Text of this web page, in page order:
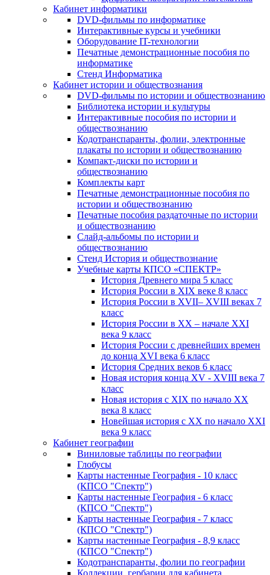
Кабинет информатики
DVD-фильмы по информатике
Интерактивные курсы и учебники
Оборудование IT-технологии
Печатные демонстрационные пособия по
информатике
Стенд Информатика
Кабинет истории и обществознания
DVD-фильмы по истории и обществознанию
Библиотека истории и культуры
Интерактивные пособия по истории и
обществознанию
Кодотранспаранты, фолии, электронные
плакаты по истории и обществознанию
Компакт-диски по истории и
обществознанию
Комплекты карт
Печатные демонстрационные пособия по
истории и обществознанию
Печатные пособия раздаточные по истории
и обществознанию
Слайд-альбомы по истории и
обществознанию
Стенд История и обществознание
Учебные карты КПСО «СПЕКТР»
История Древнего мира 5 класс
История России в XIX веке 8 класс
История России в XVII– XVIII веках 7
класс
История России в XX – начале XXI
века 9 класс
История России с древнейших времен
до конца XVI века 6 класс
История Средних веков 6 класс
Новая история конца XV - XVIII века 7
класс
Новая история с XIX по начало XX
века 8 класс
Новейшая история с XX по начало XXI
века 9 класс
Кабинет географии
Виниловые таблицы по географии
Глобусы
Карты настенные География - 10 класс
(КПСО "Спектр")
Карты настенные География - 6 класс
(КПСО "Спектр")
Карты настенные География - 7 класс
(КПСО "Спектр")
Карты настенные География - 8,9 класс
(КПСО "Спектр")
Кодотранспаранты, фолии по географии
Коллекции, гербарии для кабинета